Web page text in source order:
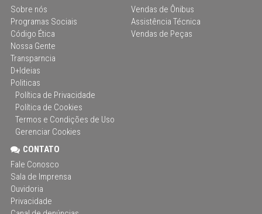
Sobre nós
Programas Sociais
Código Ética
Nossa Gente
Transparncia
D+Ideias
Politicas
Política de Privacidade
Política de Cookies
Termos e Condições de Uso
Gerenciar Cookies
Vendas de Ônibus
Assistência Técnica
Vendas de Peças
CONTATO
Fale Conosco
Sala de Imprensa
Ouvidoria
Privacidade